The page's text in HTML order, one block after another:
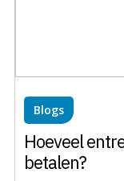
Blogs
Hoeveel
betalen?